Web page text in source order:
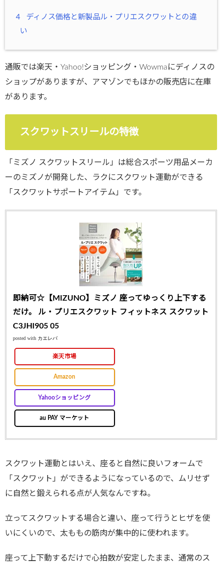
4
ディノス価格と新製品ル・プリエスクワットとの違
い
通販では楽天・Yahoo!ショッピング・Wowmaにディノスの
ショップがありますが、アマゾンでもほかの販売店に在庫
があります。
スクワットスリールの特徴
「ミズノ スクワットスリール」は総合スポーツ用品メーカ
ーのミズノが開発した、ラクにスクワット運動ができる
「スクワットサポートアイテム」です。
即納可☆【MIZUNO】ミズノ 座ってゆっくり上下する
だけ。 ル・プリエスクワット フィットネス スクワット
C3JHI905 05
posted with カエレバ
楽天市場
Amazon
Yahooショッピング
au PAY マーケット
スクワット運動とはいえ、座ると自然に良いフォームで
「スクワット」ができるようになっているので、ムリせず
に自然と鍛えられる点が人気なんですね。
立ってスクワットする場合と違い、座って行うとヒザを使
いにくいので、太ももの筋肉が集中的に使われます。
座って上下動するだけで心拍数が安定したまま、通常のス